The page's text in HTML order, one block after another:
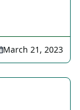
March 21, 2023